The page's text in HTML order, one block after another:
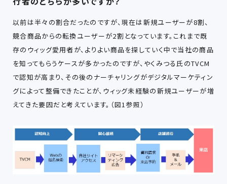
以前は半々の割合だったのですが、現在は新規ユーザーが8割、
競合商品からの転換ユーザーが2割となっています。これまで既
存のウィッグ愛用者が、よりよい商品を探していく中で当社の商品
を知ってもらうケースが多かったのですが、やくみつる氏のTVCM
で認知が高まり、その後のナーチャリングがデジタルマーケティン
グによって整備できたことが、ウィッグ未経験の新規ユーザーが増
えてきた要因だと考えています。（図1参照）